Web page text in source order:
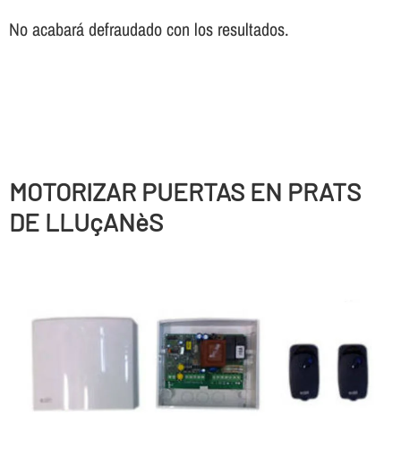
No acabará defraudado con los resultados.
MOTORIZAR PUERTAS EN PRATS
DE LLUçANèS